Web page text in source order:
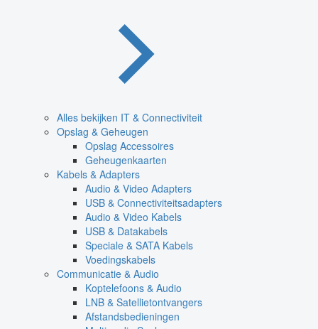
Alles bekijken IT & Connectiviteit
Opslag & Geheugen
Opslag Accessoires
Geheugenkaarten
Kabels & Adapters
Audio & Video Adapters
USB & Connectiviteitsadapters
Audio & Video Kabels
USB & Datakabels
Speciale & SATA Kabels
Voedingskabels
Communicatie & Audio
Koptelefoons & Audio
LNB & Satellietontvangers
Afstandsbedieningen